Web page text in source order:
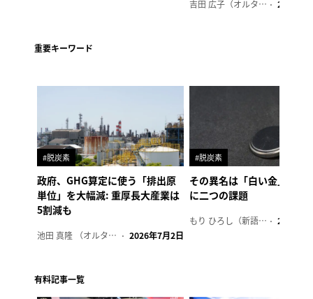
吉田 広子（オルタナ輪番編集長） 2026年6
重要キーワード
#脱炭素
政府、GHG算定に使う「排出原
単位」を大幅減: 重厚長大産業は
5割減も
池田 真隆 （オルタナ輪番編集長） 2026年7月2日
#脱炭素
その異名は「白い金」、リ
に二つの課題
もり ひろし（新語ウォッチャー） 2023年7
有料記事一覧